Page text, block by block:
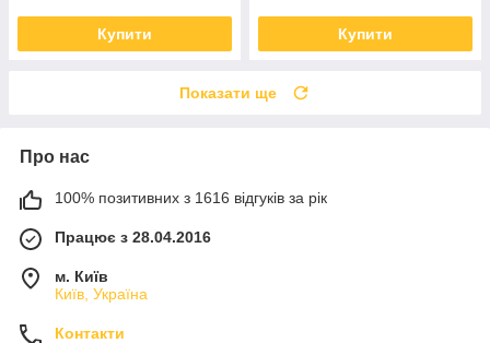
Купити Купити
Показати ще
Про нас
100% позитивних з 1616 відгуків за рік
Працює з 28.04.2016
м. Київ
Київ, Україна
Контакти